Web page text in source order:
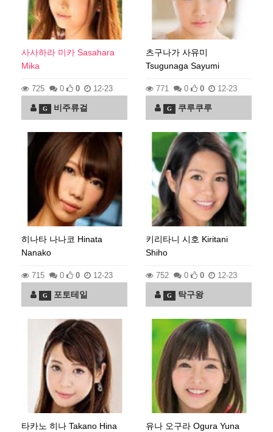
사사하라 미카 Sasahara
Mika
725 0 0 12-23
G 비주류걸
츠구나가 사유미
Tsugunaga Sayumi
771 0 0 12-23
G 쿠루쿠루
히나타 나나코 Hinata
Nanako
715 0 0 12-23
G 포토테일
키리타니 시호 Kiritani
Shiho
752 0 0 12-23
G 탁구왕
타카노 히나 Takano Hina 유나 오구라 Ogura Yuna